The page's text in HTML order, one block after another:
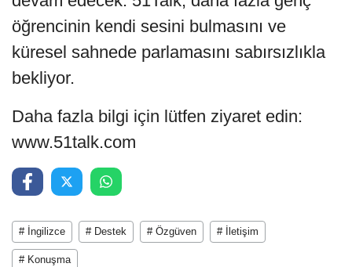
öğrencinin kendi sesini bulmasını ve
küresel sahnede parlamasını sabırsızlıkla
bekliyor.
Daha fazla bilgi için lütfen ziyaret edin:
www.51talk.com
# İngilizce # Destek # Özgüven # İletişim
# Konuşma